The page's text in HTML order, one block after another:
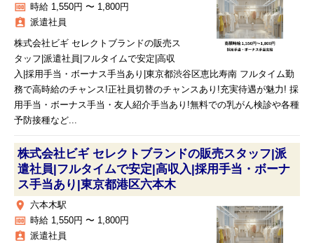
money 時給 1,550円 〜 1,800円
assignment_ind 派遣社員
株式会社ビギ セレクトブランドの販売ス
タッフ|派遣社員|フルタイムで安定|高収
入|採用手当・ボーナス手当あり|東京都渋谷区恵比寿南 フルタイム勤
務で高時給のチャンス!正社員切替のチャンスあり!充実待遇が魅力! 採
用手当・ボーナス手当・友人紹介手当あり!無料での乳がん検診や各種
予防接種など...
株式会社ビギ セレクトブランドの販売スタッフ|派
遣社員|フルタイムで安定|高収入|採用手当・ボーナ
ス手当あり|東京都港区六本木
place 六本木駅
money 時給 1,550円 〜 1,800円
assignment_ind 派遣社員